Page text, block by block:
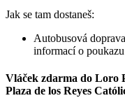
Jak se tam dostaneš:
Autobusová
informací o
Vláček zdarma do Loro
Plaza de los Reyes